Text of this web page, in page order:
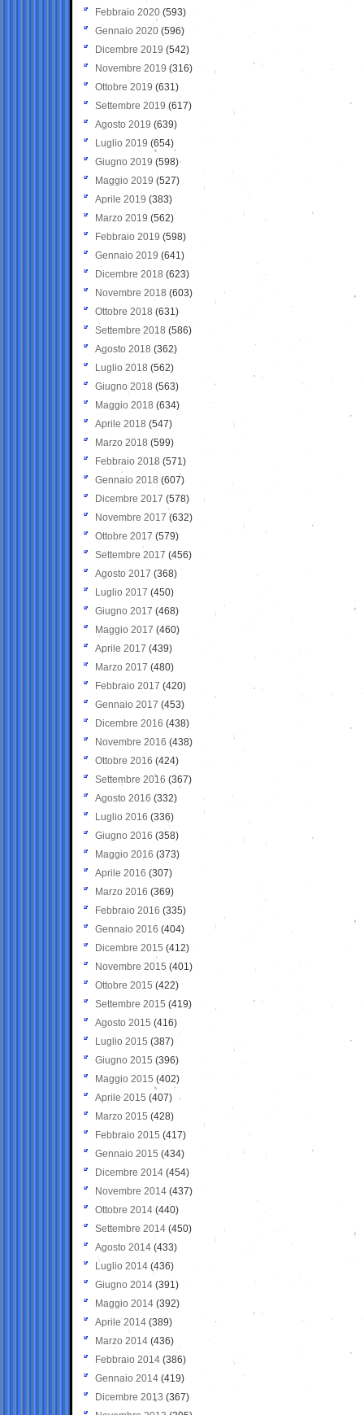
Febbraio 2020 (593)
Gennaio 2020 (596)
Dicembre 2019 (542)
Novembre 2019 (316)
Ottobre 2019 (631)
Settembre 2019 (617)
Agosto 2019 (639)
Luglio 2019 (654)
Giugno 2019 (598)
Maggio 2019 (527)
Aprile 2019 (383)
Marzo 2019 (562)
Febbraio 2019 (598)
Gennaio 2019 (641)
Dicembre 2018 (623)
Novembre 2018 (603)
Ottobre 2018 (631)
Settembre 2018 (586)
Agosto 2018 (362)
Luglio 2018 (562)
Giugno 2018 (563)
Maggio 2018 (634)
Aprile 2018 (547)
Marzo 2018 (599)
Febbraio 2018 (571)
Gennaio 2018 (607)
Dicembre 2017 (578)
Novembre 2017 (632)
Ottobre 2017 (579)
Settembre 2017 (456)
Agosto 2017 (368)
Luglio 2017 (450)
Giugno 2017 (468)
Maggio 2017 (460)
Aprile 2017 (439)
Marzo 2017 (480)
Febbraio 2017 (420)
Gennaio 2017 (453)
Dicembre 2016 (438)
Novembre 2016 (438)
Ottobre 2016 (424)
Settembre 2016 (367)
Agosto 2016 (332)
Luglio 2016 (336)
Giugno 2016 (358)
Maggio 2016 (373)
Aprile 2016 (307)
Marzo 2016 (369)
Febbraio 2016 (335)
Gennaio 2016 (404)
Dicembre 2015 (412)
Novembre 2015 (401)
Ottobre 2015 (422)
Settembre 2015 (419)
Agosto 2015 (416)
Luglio 2015 (387)
Giugno 2015 (396)
Maggio 2015 (402)
Aprile 2015 (407)
Marzo 2015 (428)
Febbraio 2015 (417)
Gennaio 2015 (434)
Dicembre 2014 (454)
Novembre 2014 (437)
Ottobre 2014 (440)
Settembre 2014 (450)
Agosto 2014 (433)
Luglio 2014 (436)
Giugno 2014 (391)
Maggio 2014 (392)
Aprile 2014 (389)
Marzo 2014 (436)
Febbraio 2014 (386)
Gennaio 2014 (419)
Dicembre 2013 (367)